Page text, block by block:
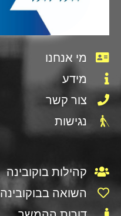
מי אנחנו
מידע
צור קשר
נגישות
קהילות בוקובינה
השואה בבוקובינה